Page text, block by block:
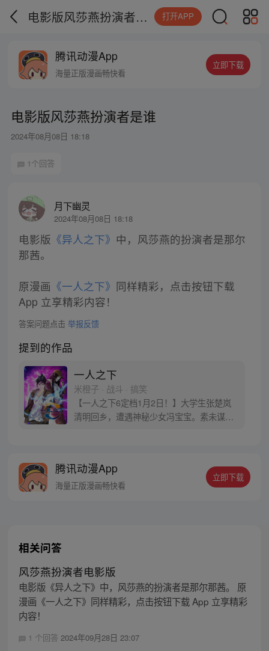
电影版风莎燕扮演者是谁 打开APP
腾讯动漫App
海量正版漫画畅快看
立即下载
电影版风莎燕扮演者是谁
2024年08月08日 18:18
1个回答
月下幽灵
2024年08月08日 18:18
电影版 《异人之下》 中，风莎燕的扮演者是那尔
那茜。
原漫画 《一人之下》 同样精彩，点击按钮下载
App 立享精彩内容！
答案问题点击 举报反馈
提到的作品
一人之下
米橙子 · 战斗 · 搞笑
【一人之下6定档1月2日！】大学生张楚岚
清明回乡，遭遇神秘少女冯宝宝。素未谋面
密，张楚岚的生活被彻底颠覆，与冯宝宝一
同踏上“异人”之旅。
腾讯动漫App
海量正版漫画畅快看
立即下载
相关问答
风莎燕扮演者电影版
电影版《异人之下》中，风莎燕的扮演者是那尔那茜。 原
漫画《一人之下》同样精彩，点击按钮下载 App 立享精彩
内容！
1 个回答 2024年09月28日 23:07